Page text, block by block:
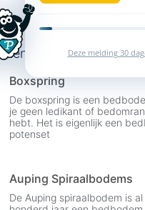
Boxspring
De boxspring is een
je geen ledikant of
hebt. Het is eigenlijk een
potenset
Auping Spiraalbodems
De Auping spiraalbodem is